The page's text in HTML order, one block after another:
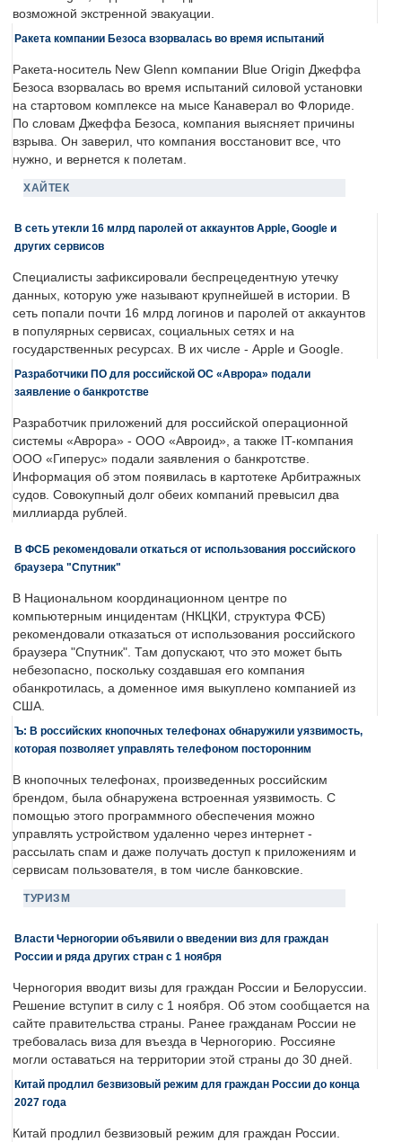
возможной экстренной эвакуации.
Ракета компании Безоса взорвалась во время испытаний
Ракета-носитель New Glenn компании Blue Origin Джеффа
Безоса взорвалась во время испытаний силовой установки
на стартовом комплексе на мысе Канаверал во Флориде.
По словам Джеффа Безоса, компания выясняет причины
взрыва. Он заверил, что компания восстановит все, что
нужно, и вернется к полетам.
ХАЙТЕК
В сеть утекли 16 млрд паролей от аккаунтов Apple, Google и
других сервисов
Специалисты зафиксировали беспрецедентную утечку
данных, которую уже называют крупнейшей в истории. В
сеть попали почти 16 млрд логинов и паролей от аккаунтов
в популярных сервисах, социальных сетях и на
государственных ресурсах. В их числе - Apple и Google.
Разработчики ПО для российской ОС «Аврора» подали
заявление о банкротстве
Разработчик приложений для российской операционной
системы «Аврора» - ООО «Авроид», а также IT-компания
ООО «Гиперус» подали заявления о банкротстве.
Информация об этом появилась в картотеке Арбитражных
судов. Совокупный долг обеих компаний превысил два
миллиарда рублей.
В ФСБ рекомендовали откаться от использования российского
браузера "Спутник"
В Национальном координационном центре по
компьютерным инцидентам (НКЦКИ, структура ФСБ)
рекомендовали отказаться от использования российского
браузера "Спутник". Там допускают, что это может быть
небезопасно, поскольку создавшая его компания
обанкротилась, а доменное имя выкуплено компанией из
США.
Ъ: В российских кнопочных телефонах обнаружили уязвимость,
которая позволяет управлять телефоном посторонним
В кнопочных телефонах, произведенных российским
брендом, была обнаружена встроенная уязвимость. С
помощью этого программного обеспечения можно
управлять устройством удаленно через интернет -
рассылать спам и даже получать доступ к приложениям и
сервисам пользователя, в том числе банковские.
ТУРИЗМ
Власти Черногории объявили о введении виз для граждан
России и ряда других стран с 1 ноября
Черногория вводит визы для граждан России и Белоруссии.
Решение вступит в силу с 1 ноября. Об этом сообщается на
сайте правительства страны. Ранее гражданам России не
требовалась виза для въезда в Черногорию. Россияне
могли оставаться на территории этой страны до 30 дней.
Китай продлил безвизовый режим для граждан России до конца
2027 года
Китай продлил безвизовый режим для граждан России.